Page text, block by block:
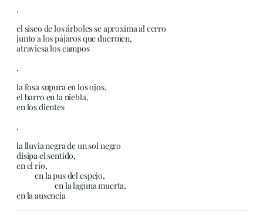
,
el siseo de los árboles se aproxima al cerro
junto a los pájaros que duermen,
atraviesa los campos
,
la fosa supura en los ojos,
el barro en la niebla,
en los dientes
,
la lluvia negra de un sol negro
disipa el sentido,
en el río,
en la pus del espejo,
en la laguna muerta,
en la ausencia